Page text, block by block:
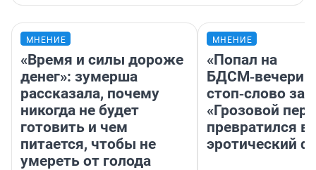
МНЕНИЕ
«Время и силы дороже
денег»: зумерша
рассказала, почему
никогда не будет
готовить и чем
питается, чтобы не
умереть от голода
МНЕНИЕ
«Попал на
стоп‑слово
«Грозовой
превратился в
эротический